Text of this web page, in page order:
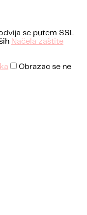
se putem SSL
Načela zaštite
Obrazac se ne